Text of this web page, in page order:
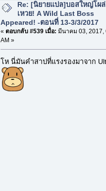
Re: [นิยายแปล]บอสใหญ่โผ
เหวย! A Wild Last Boss
Appeared! -ตอนที่ 13-3/3/2017
« ตอบกลับ #539 เมื่อ: มีนาคม 03, 2017,
AM »
โห นี่มันคำสาปที่แรงรองมาจาก